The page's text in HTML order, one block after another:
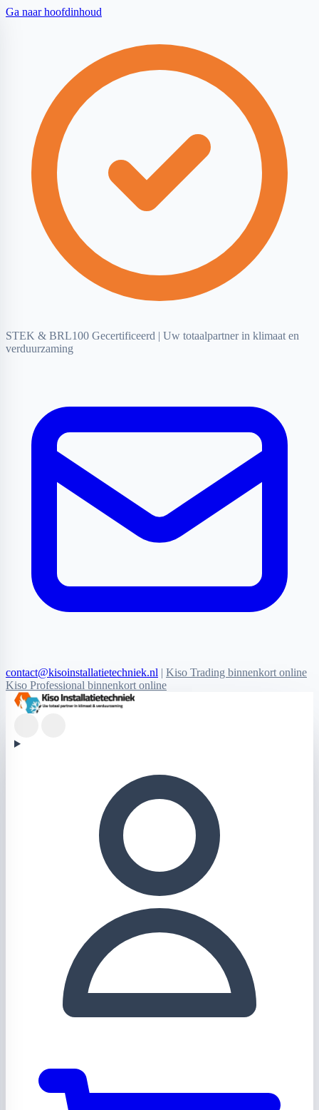
Ga naar hoofdinhoud
STEK & BRL100 Gecertificeerd | Uw totaalpartner in klimaat en
verduurzaming
contact@kisoinstallatietechniek.nl | Kiso Trading binnenkort online
Kiso Professional binnenkort online